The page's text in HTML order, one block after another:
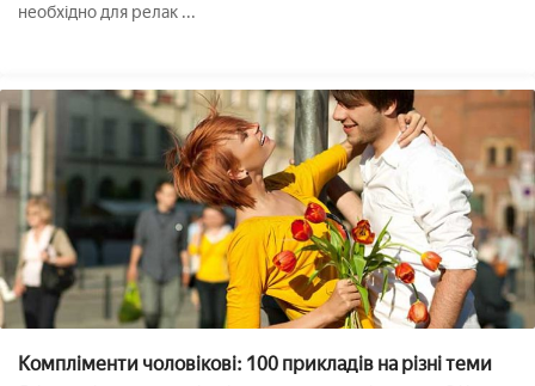
необхідно для релак ...
Компліменти чоловікові: 100 прикладів на різні теми